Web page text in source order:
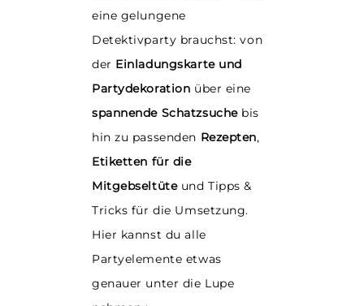
eine gelungene
Detektivparty brauchst: von
der Einladungskarte und
Partydekoration über eine
spannende Schatzsuchebis
hin zu passenden Rezepten,
Etiketten für die
Mitgebseltüteund Tipps &
Tricks für die Umsetzung.
Hier kannst du alle
Partyelemente etwas
genauer unter die Lupe